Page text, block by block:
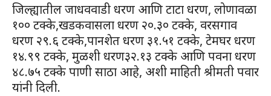
जिल्ह्यातील जाधववाडी धरण आणि टाटा धरण, लोणावळा
१०० टक्के,खडकवासला धरण २०.३० टक्के, वरसगाव
धरण २९.६ टक्के,पानशेत धरण ३१.५१ टक्के, टेमघर धरण
१४.९९ टक्के, मुळशी धरण३२.१३ टक्के आणि पवना धरण
४८.७५ टक्के पाणी साठा आहे, अशी माहिती श्रीमती पवार
यांनी दिली.